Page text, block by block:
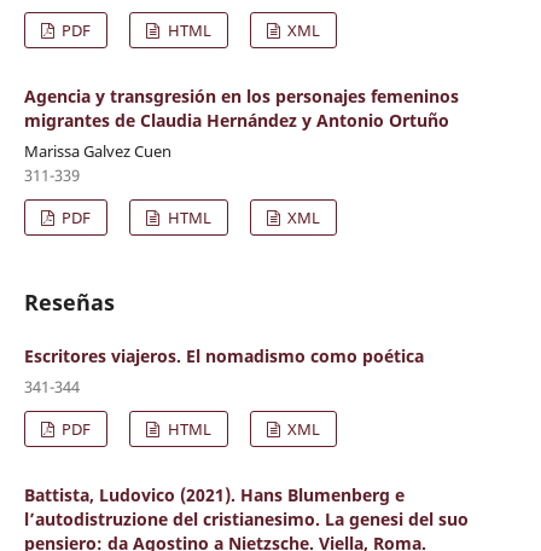
PDF
HTML XML
Agencia y transgresión en los personajes femeninos
migrantes de Claudia Hernández y Antonio Ortuño
Marissa Galvez Cuen
311-339
PDF
HTML XML
Reseñas
Escritores viajeros. El nomadismo como poética
341-344
PDF
HTML XML
Battista, Ludovico (2021). Hans Blumenberg e
l’autodistruzione del cristianesimo. La genesi del suo
pensiero: da Agostino a Nietzsche. Viella, Roma.